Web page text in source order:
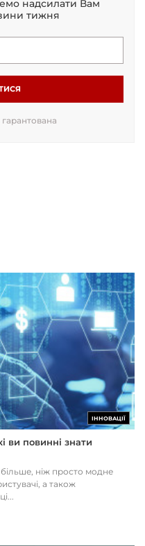
надсилати Вам
тижня
гарантована
ІННОВАЦІЇ
ви повинні знати
більше, ніж просто модне
а також